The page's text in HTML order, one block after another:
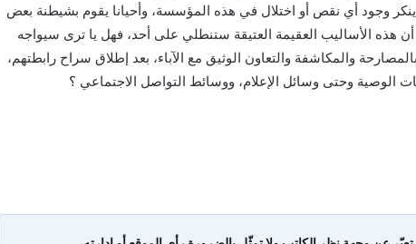
وجود أي نقص أو اختلال في هذه المؤسسة، وأحيانا يقوم بشيطنة بعض
هذه الأساليب العقيمة العتيقة ستنطلي على أحد، فهل يا ترى سيواجه
والمكاشفة والتعاون الوثيق مع الآباء، بعد إطلاق سراح رابطتهم،
الوصية وحتى وسائل الإعلام، ووسائط التواصل الاجتماعي ؟